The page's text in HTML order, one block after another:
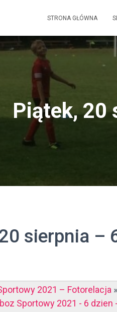
STRONA GŁÓWNA
Piątek, 20
sierpnia –
2021 – Fotorelacja »
Sportowy 2021 - 6 dzien